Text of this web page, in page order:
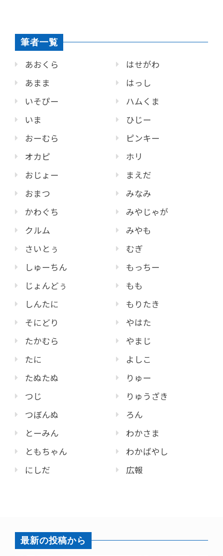
筆者一覧
あおくら
あまま
いそぴー
いま
おーむら
オカピ
おじょー
おまつ
かわぐち
クルム
さいとぅ
しゅーちん
じょんどぅ
しんたに
そにどり
たかむら
たに
たぬたぬ
つじ
つぼんぬ
とーみん
ともちゃん
にしだ
はせがわ
はっし
ハムくま
ひじー
ピンキー
ホリ
まえだ
みなみ
みやじゃが
みやも
むぎ
もっちー
もも
もりたき
やはた
やまじ
よしこ
りゅー
りゅうざき
ろん
わかさま
わかばやし
広報
最新の投稿から